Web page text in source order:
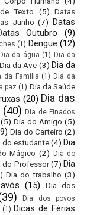
Texto (5) Datas
Junho (7) Datas
Outubro
(9)
(1) Dengue (12)
Dia da água (1) Dia da
Dia da Ave (3) Dia da
da Família (1) Dia da
paz (1) Dia da Saúde
(20) Dia das
(40) Dia de Finados
(5) Dia do Amigo (5)
Dia do Carteiro (2)
do estudante(4) Dia
Mágico (2)
Dia do
do Professor (7) Dia
Dia do trabalho (3)
(15)
Dia dos
Dia dos povos
(1) Dicas de Férias